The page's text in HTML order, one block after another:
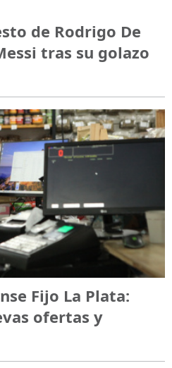
de Rodrigo De
tras su golazo
Fijo La Plata:
ofertas y